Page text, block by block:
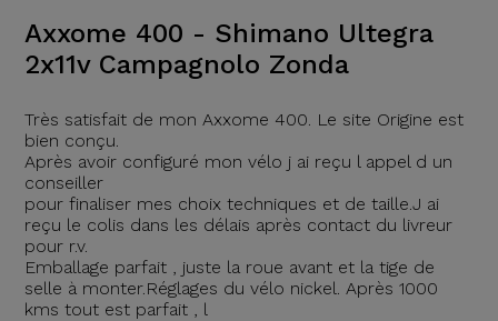
Axxome 400 - Shimano Ultegra
2x11v Campagnolo Zonda
Très satisfait de mon Axxome 400. Le site Origine est
bien conçu.
Après avoir configuré mon vélo j ai reçu l appel d un
conseiller
pour finaliser mes choix techniques et de taille.J ai
reçu le colis dans les délais après contact du livreur
pour r.v.
Emballage parfait , juste la roue avant et la tige de
selle à monter.Réglages du vélo nickel. Après 1000
kms tout est parfait , l